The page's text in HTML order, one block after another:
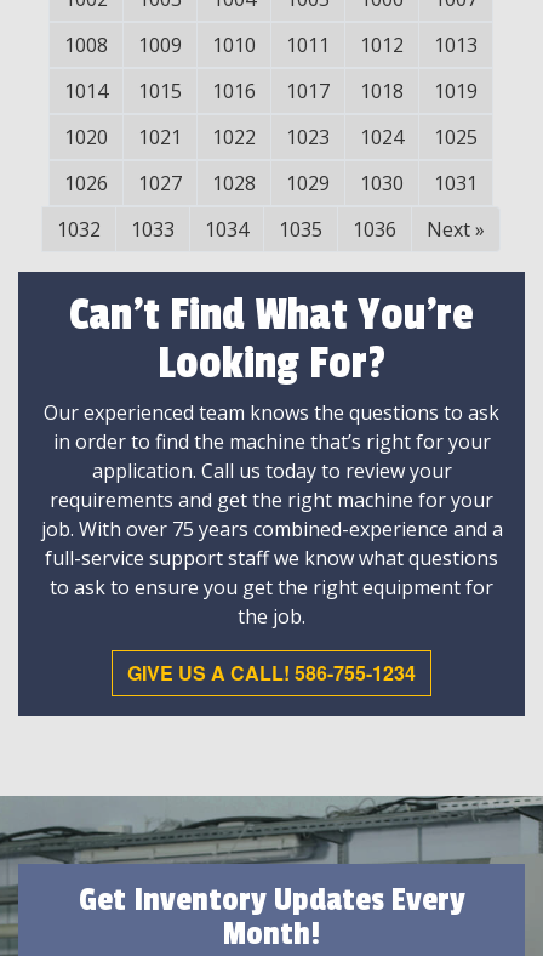
1008
1009 1010 1011 1012
1013
1014
1015 1016 1017 1018
1019
1020
1021 1022 1023 1024
1025
1026
1027 1028 1029 1030
1031
1032
1033 1034 1035 1036 Next»
Can't Find What You're
Looking For?
Our experienced team knows the questions to ask
in order to find the machine that’s right for your
application. Call us today to review your
requirements and get the right machine for your
job. With over 75 years combined-experience and a
full-service support staff we know what questions
to ask to ensure you get the right equipment for
the job.
GIVE US A CALL! 586-755-1234
Get Inventory Updates Every
Month!